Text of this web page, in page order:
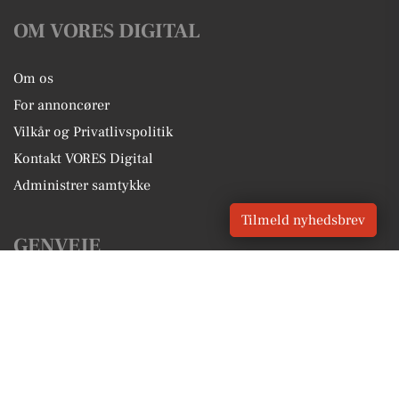
OM VORES DIGITAL
Om os
For annoncører
Vilkår og Privatlivspolitik
Kontakt VORES Digital
Administrer samtykke
GENVEJE
Tilmeld nyhedsbrev